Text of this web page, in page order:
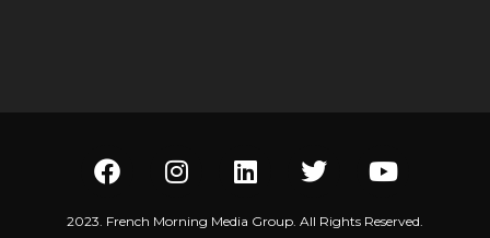
2023. French Morning Media Group. All Rights Reserved.